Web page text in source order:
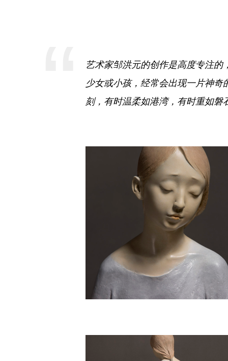
艺术家邹洪元的创作是高度专注
少女或小孩，经常会出现一片神
刻，有时温柔如港湾，有时重如